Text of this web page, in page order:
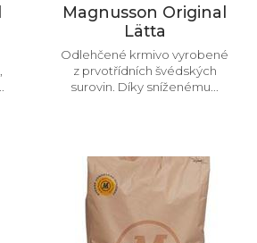
Magnusson Original
Lätta
Odlehčené krmivo vyrobené
z prvotřídních švédských
surovin. Díky sníženému...